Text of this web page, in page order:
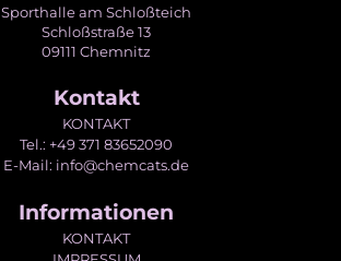
Sporthalle am Schloßteich
Schloßstraße 13
09111 Chemnitz
Kontakt
KONTAKT
Tel.: +49 371 83652090
E-Mail: info@chemcats.de
Informationen
KONTAKT